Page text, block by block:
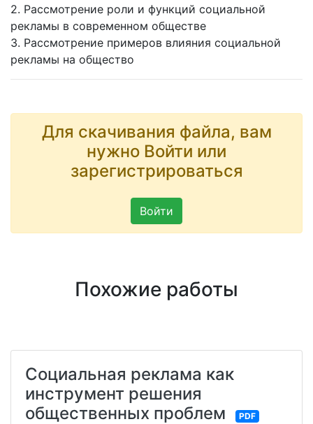
2. Рассмотрение роли и функций социальной
рекламы в современном обществе
3. Рассмотрение примеров влияния социальной
рекламы на общество
Для скачивания файла, вам
нужно Войти или
зарегистрироваться
Войти
Похожие работы
Социальная реклама как
инструмент решения
общественных проблем
PDF